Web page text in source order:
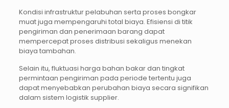
Kondisi infrastruktur pelabuhan serta proses bongkar
muat juga mempengaruhi total biaya. Efisiensi di titik
pengiriman dan penerimaan barang dapat
mempercepat proses distribusi sekaligus menekan
biaya tambahan.
Selain itu, fluktuasi harga bahan bakar dan tingkat
permintaan pengiriman pada periode tertentu juga
dapat menyebabkan perubahan biaya secara signifikan
dalam sistem logistik supplier.